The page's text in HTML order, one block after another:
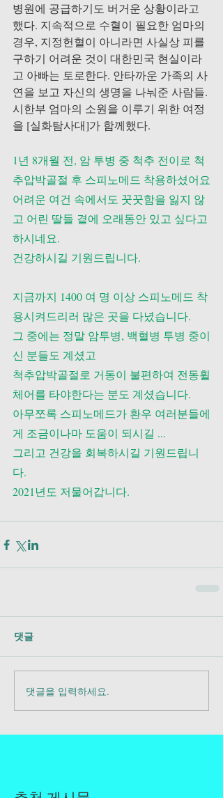
병원에 공급하기도 버거운 상황이라고
했다. 지속적으로 수혈이 필요한 엄마의
경우, 지정헌혈이 아니라면 사실상 피를
구하기 어려운 것이 대한민국 현실이라
고 아빠는 토로한다. 안타까운 가족의 사
연을 보고 자신의 생명을 나눠준 사람들.
시한부 엄마의 소원을 이루기 위한 여정
을 [실화탐사대]가 함께했다.
1년 8개월 전, 암 투병 중 척추 전이로 척
추압박골절 후 스피노메드 착용하셨어요
어려운 여건 속에서도 꿋꿋함을 잃지 않
고 어린 딸들 곁에 오래동안 있고 싶다고
하시네요.
건강하시길 기원드립니다.
지금까지 1400 여 명 이상 스피노메드 착
용시켜드리러 많은 곳을 다녔습니다.
그 중에는 정말 암투병, 백혈병 투병 중이
신 분들도 계셨고
척추압박골절로 거동이 불편하여 전동휠
체어를 타야한다는 분도 계셨습니다.
아무쪼록 스피노메드가 환우 여러분들에
게 조금이나마 도움이 되시길 ...
그리고 건강을 회복하시길 기원드립니
다.
2021년도 저물어갑니다.
댓글
댓글을 입력하세요.